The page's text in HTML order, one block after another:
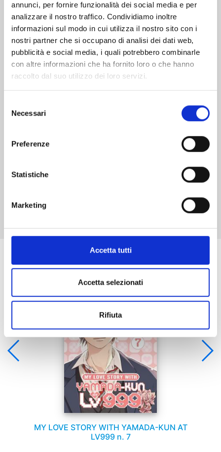
annunci, per fornire funzionalità dei social media e per
analizzare il nostro traffico. Condividiamo inoltre
informazioni sul modo in cui utilizza il nostro sito con i
nostri partner che si occupano di analisi dei dati web,
pubblicità e social media, i quali potrebbero combinarle
con altre informazioni che ha fornito loro o che hanno
raccolto dal suo utilizzo dei loro servizi.
delNecessari
Preferenze
Statistiche
Marketing
Accetta tutti
Accetta selezionati
Rifiuta
I BAMBINI CHE INSEGUONO LE STELLE: IL
RAGAZZO DI AGARTHA n. 1
Se ti è piaciuto prova anche:
MY LOVE STORY WITH YAMADA-KUN AT
LV999 n. 7